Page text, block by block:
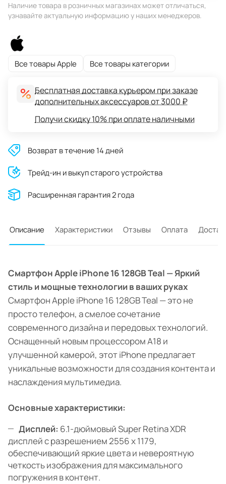
Наличие товара в розничных магазинах может отличаться,
узнавайте актуальную информацию у наших менеджеров.
Все товары Apple Все товары категории
Бесплатная доставка курьером при заказе
дополнительных аксессуаров от 3000 ₽
Получи скидку 10% при оплате наличными
Возврат в течение 14 дней
Трейд-ин и выкуп старого устройства
Расширенная гарантия 2 года
Описание Характеристики Отзывы Оплата
Смартфон Apple iPhone 16 128GB Teal — Яркий
стиль и мощные технологии в ваших руках
Смартфон Apple iPhone 16 128GB Teal — это не
просто телефон, а смелое сочетание
современного дизайна и передовых технологий.
Оснащенный новым процессором A18 и
улучшенной камерой, этот iPhone предлагает
уникальные возможности для создания контента и
наслаждения мультимедиа.
Основные характеристики:
Дисплей: 6.1-дюймовый Super Retina XDR
дисплей с разрешением 2556 x 1179,
обеспечивающий яркие цвета и невероятную
четкость изображения для максимального
погружения в контент.